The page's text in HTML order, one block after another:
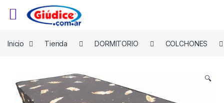
Inicio
Tienda DORMITORIO COLCHONES
🔍